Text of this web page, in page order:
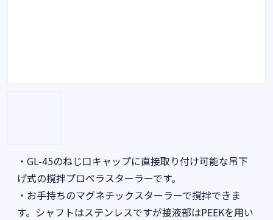
・GL-45のねじ口キャップに直接取り付け可能な吊下
げ式の撹拌プロペラスターラーです。
・お手持ちのマグネチックスターラーで撹拌できま
す。シャフトはステンレスですが接液部はPEEKを用い